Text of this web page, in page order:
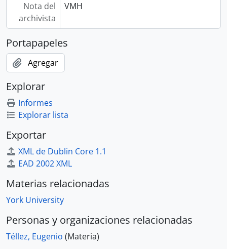
Nota del
archivista
VMH
Portapapeles
Agregar
Explorar
Informes
Explorar lista
Exportar
XML de Dublin Core 1.1
EAD 2002 XML
Materias relacionadas
York University
Personas y organizaciones relacionadas
Téllez, Eugenio (Materia)